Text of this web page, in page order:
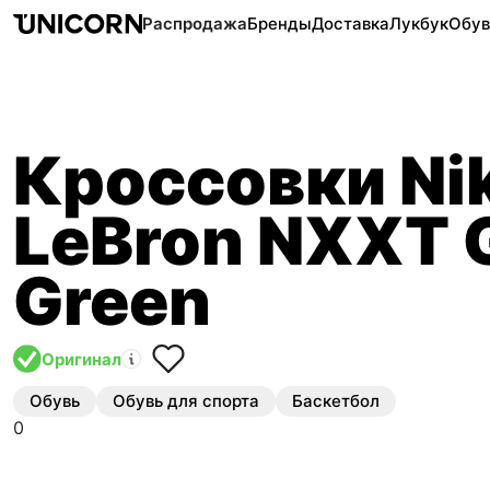
РаспродажаБрендыДоставкаЛукбук
Кроссовки
LeBron NXXT
Green
Оригинал
Обувь Обувь для спорта Баскетбол
0